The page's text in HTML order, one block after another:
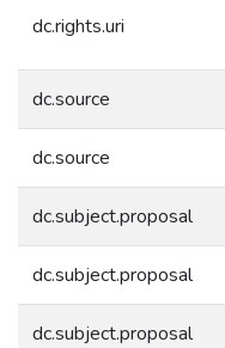
dc.rights.uri
dc.source
dc.source
dc.subject.proposal
dc.subject.proposal
dc.subject.proposal